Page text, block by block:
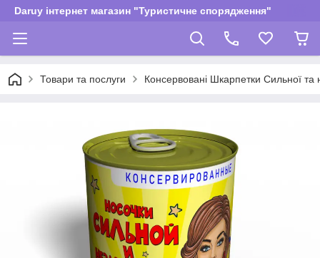
Daruy інтернет магазин "Туристичне спорядження"
Товари та послуги Консервовані Шкарпетки Сильної